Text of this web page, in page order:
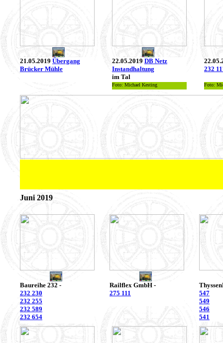
21.05.2019 Übergang
Brücker Mühle
22.05.2019 DB Netz
Instandhaltung
im Tal
232
Foto: Michael Kesting Foto:
Juni 2019
Baureihe 232 -
232 230
232 255
232 589
232 654
Railflex GmbH -
275 111
547
549
546
541